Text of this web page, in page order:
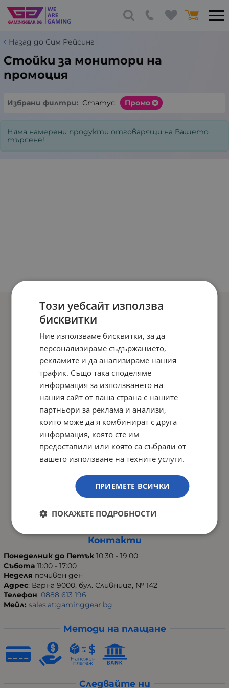
Назад до Сим Рейсинг
Стойки за монитори на
промоция
Избрани филтри: Статус: Промо
Няма намерени продукти отговарящи на Вашето
търсене!
Информация
Доставка и плащане
Гаранционни условия
Политиката за поверителност
Политика за използване на бисквитки
Решаване на спорове - ОРС
Отказ от онлайн поръчка
Условия за връщане
За Нас
Отзиви
Карта на сайта
Контакти
Понеделник до Петък 10:30 - 19:00
Събота 11:00 - 17:00
Неделя почивен ден
Адрес: Варна 9000, бул. Сливница, № 142
Телефон: 0888 613 196
Мейл: sales:at:gaminggear.bg
Методи на плащане
Следвайте ни
Този уебсайт използва
бисквитки
Ние използваме бисквитки, за да
персонализираме съдържанието,
рекламите и да анализираме нашия
трафик. Също така споделяме
информация за използването на
нашия сайт от ваша страна с нашите
партньори за реклама и анализи,
които може да я комбинират с друга
информация, която сте им
предоставили или която са събрали от
вашето използване на техните услуги.
ПРИЕМЕТЕ ВСИЧКИ
ПОКАЖЕТЕ ПОДРОБНОСТИ